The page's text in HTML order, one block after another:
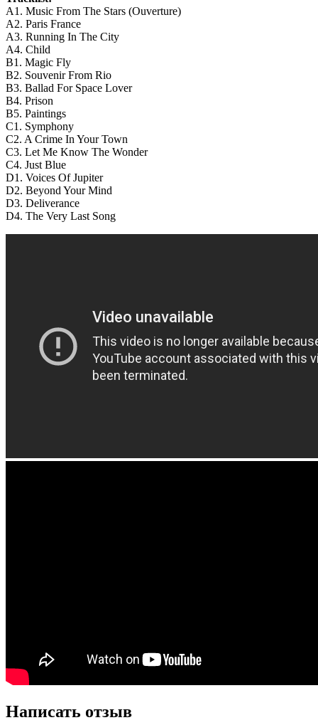
A1. Music From The Stars (Ouverture)
A2. Paris France
A3. Running In The City
A4. Child
B1. Magic Fly
B2. Souvenir From Rio
B3. Ballad For Space Lover
B4. Prison
B5. Paintings
C1. Symphony
C2. A Crime In Your Town
C3. Let Me Know The Wonder
C4. Just Blue
D1. Voices Of Jupiter
D2. Beyond Your Mind
D3. Deliverance
D4. The Very Last Song
Написать отзыв